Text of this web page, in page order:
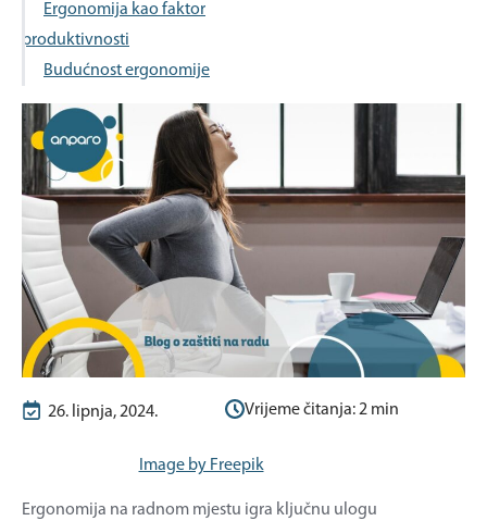
Ergonomija kao faktor
produktivnosti
Budućnost ergonomije
26. lipnja, 2024. Vrijeme čitanja:2min
Image by Freepik
Ergonomija na radnom mjestu igra ključnu ulogu